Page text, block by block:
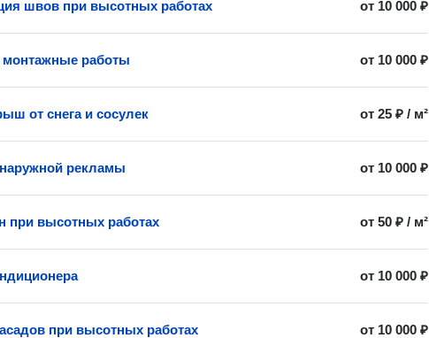
от 10 000 ₽
швов при высотных работах
от 10 000 ₽
работы
от25 ₽ / м²
от снега и сосулек
от 10 000 ₽
наружной рекламы
от50 ₽ / м²
при высотных работах
от 10 000 ₽
от 10 000 ₽
при высотных работах